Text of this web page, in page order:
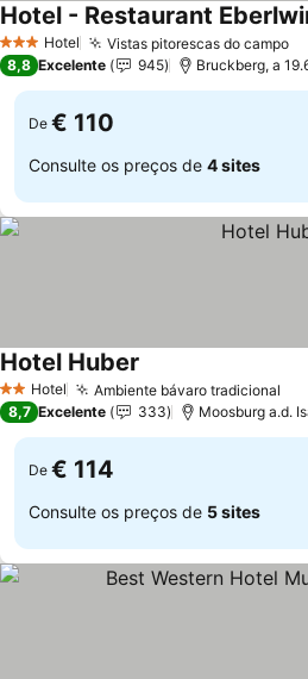
3 EstrelasHotel Vistas pitorescas do campo
Hotel - Restaurant
8,8 Excelente 945 Bruckberg, a
De € 110
Consulte os preços de 4 sites
2 Estrelas
Hotel Ambiente bávaro tradicional
Hotel Huber
8,7 Excelente 333 Moosburg a.d.
De € 114
Consulte os preços de 5 sites